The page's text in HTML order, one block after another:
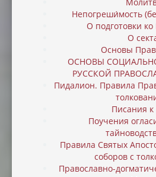
Непогреши́мость
О подготовки
О
Основы
ОСНОВЫ
РУССКОЙ
Пидалион. Правила
Писания к
Поучения
Правила Святых
соборов с
Православно-